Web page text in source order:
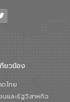
าเมืองอย่างยั่งยืน
ดล กรรมการผู้อำนวย
ละสิ่งแวดล้อมได้อย่าง
นับเป็นก้าวสำคัญของ
ย (อจน.) ในการร่วมวาง
ยวข้อง
ไทย
และรัฐวิสาหกิจ